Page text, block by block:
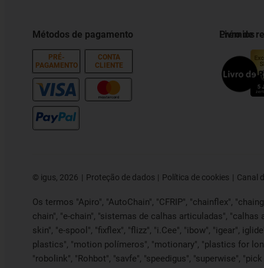
Métodos de pagamento
PRÉ-
PAGAMENTO
CONTA
CLIENTE
Prémios
Livro de
© igus, 2026 Proteção de dados Política de cookies Canal
Os termos "Apiro", "AutoChain", "CFRIP", "chainflex",
chain", "e-chain", "sistemas de calhas articuladas",
skin", "e-spool", "fixflex", "flizz", "i.Cee", "ibow", "igear",
plastics", "motion polímeros", "motionary", "plastics for
"robolink", "Rohbot", "savfe", "speedigus", "superwise",